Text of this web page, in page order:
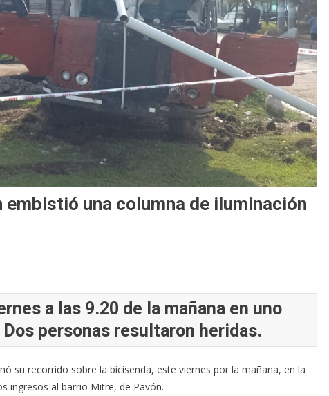
una columna de iluminación
a las 9.20 de la mañana en uno
personas resultaron heridas.
su recorrido sobre la bicisenda, este viernes por la mañana, en la
ingresos al barrio Mitre, de Pavón.